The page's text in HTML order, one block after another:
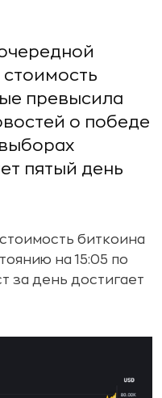
превысила
о победе
пятый день
биткоина
на 15:05 по
за день достигает